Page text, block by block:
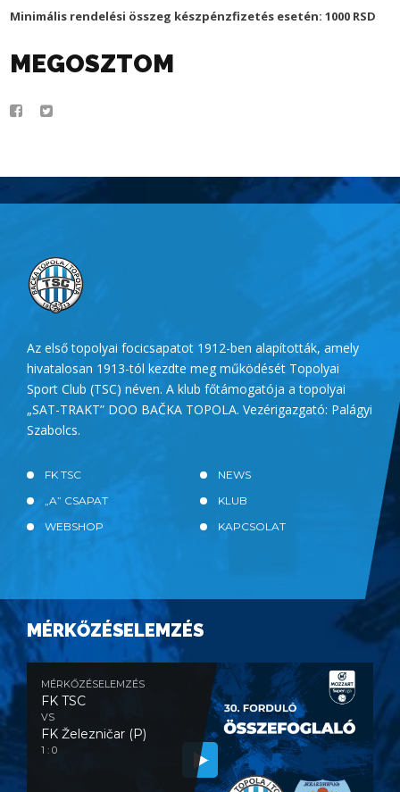
mennyiség
Minimális rendelési összeg készpénzfizetés esetén: 1000 RSD
MEGOSZTOM
Az első topolyai focicsapatot 1912-ben alapították, amely
hivatalosan 1913-tól kezdte meg működését Topolyai
Sport Club (TSC) néven. A klub főtámogatója a topolyai
„SAT-TRAKT” DOO BAČKA TOPOLA. Vezérigazgató: Palágyi
Szabolcs.
FK TSC
NEWS
„A” CSAPAT
KLUB
WEBSHOP
KAPCSOLAT
MÉRKŐZÉSELEMZÉS
MÉRKŐZÉSELEMZÉS
FK TSC
VS
FK Železničar (P)
1 : 0